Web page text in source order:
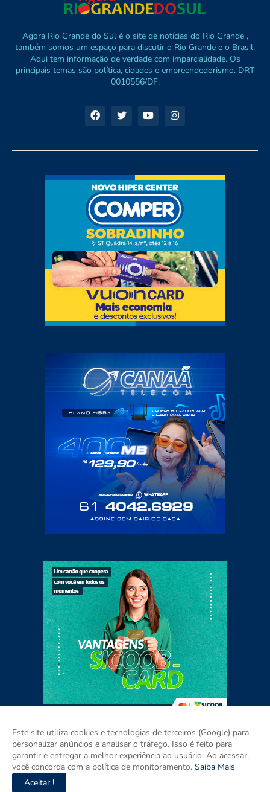
Agora Rio Grande do Sul é o site de notícias do Rio Grande ,
também somos um espaço para discutir o Rio Grande e o Brasil.
Aqui tem informação de verdade com imparcialidade. Os
principais temas são política, cidades e empreendedorismo. DRT
0010556/DF.
Copyright ©
Home Sobre Contato Mídia Kit
Este site utiliza cookies e tecnologias de terceiros (Google) para
personalizar anúncios e analisar o tráfego. Isso é feito para
garantir e entregar a melhor experiência ao usuário. Ao acessar,
você concorda com a política de monitoramento. Saiba Mais
Aceitar !